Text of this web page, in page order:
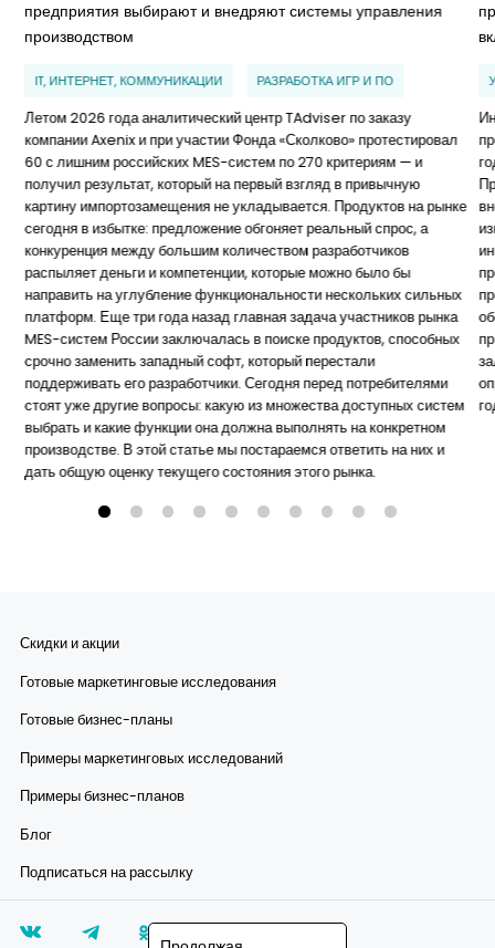
предприятия выбирают и внедряют системы управления
производством
IT, ИНТЕРНЕТ, КОММУНИКАЦИИ РАЗРАБОТКА ИГР И ПО
Летом 2026 года аналитический центр TAdviser по заказу
компании Axenix и при участии Фонда «Сколково» протестировал
60 с лишним российских MES-систем по 270 критериям — и
получил результат, который на первый взгляд в привычную
картину импортозамещения не укладывается. Продуктов на рынке
сегодня в избытке: предложение обгоняет реальный спрос, а
конкуренция между большим количеством разработчиков
распыляет деньги и компетенции, которые можно было бы
направить на углубление функциональности нескольких сильных
платформ. Еще три года назад главная задача участников рынка
MES-систем России заключалась в поиске продуктов, способных
срочно заменить западный софт, который перестали
поддерживать его разработчики. Сегодня перед потребителями
стоят уже другие вопросы: какую из множества доступных систем
выбрать и какие функции она должна выполнять на конкретном
производстве. В этой статье мы постараемся ответить на них и
дать общую оценку текущего состояния этого рынка.
Скидки и акции
Готовые маркетинговые исследования
Готовые бизнес-планы
Примеры маркетинговых исследований
Примеры бизнес-планов
Блог
Подписаться на рассылку